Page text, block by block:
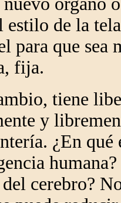
estilo de la
para que sea
fija.
tiene
y
¿En
cerebro?